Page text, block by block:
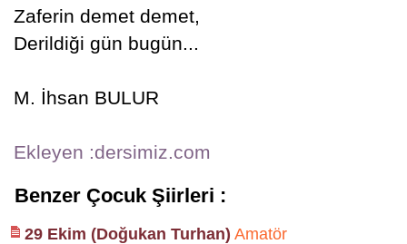
Zaferin demet demet,
Derildiği gün bugün...
M. İhsan BULUR
Ekleyen :dersimiz.com
Benzer Çocuk Şiirleri :
29 Ekim (Doğukan Turhan) Amatör